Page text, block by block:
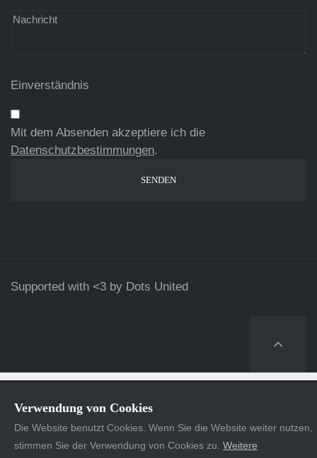
Einverständnis
Mit dem Absenden akzeptiere ich die
Datenschutzbestimmungen.
Supported with <3 by Dots United
Verwendung von Cookies
Die Website benutzt Cookies. Wenn Sie die Website weiter nutzen,
stimmen Sie der Verwendung von Cookies zu. Weitere